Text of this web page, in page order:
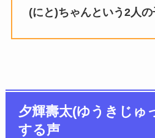
(にと)ちゃんという2人の
夕輝壽太(ゆうきじゅ
する声